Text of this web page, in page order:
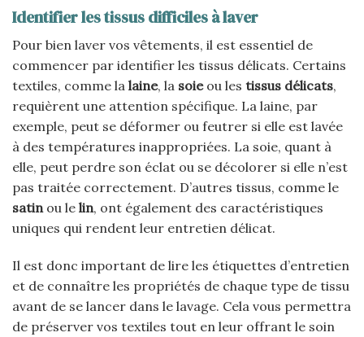
Identifier les tissus difficiles à laver
Pour bien laver vos vêtements, il est essentiel de
commencer par identifier les tissus délicats. Certains
textiles, comme la laine, la soieou les tissus délicats,
requièrent une attention spécifique. La laine, par
exemple, peut se déformer ou feutrer si elle est lavée
à des températures inappropriées. La soie, quant à
elle, peut perdre son éclat ou se décolorer si elle n’est
pas traitée correctement. D’autres tissus, comme le
satin ou le lin, ont également des caractéristiques
uniques qui rendent leur entretien délicat.
Il est donc important de lire les étiquettes d’entretien
et de connaître les propriétés de chaque type de tissu
avant de se lancer dans le lavage. Cela vous permettra
de préserver vos textiles tout en leur offrant le soin